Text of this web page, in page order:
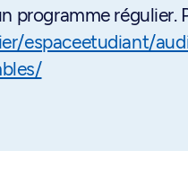
programme régulier.
espaceetudiant/